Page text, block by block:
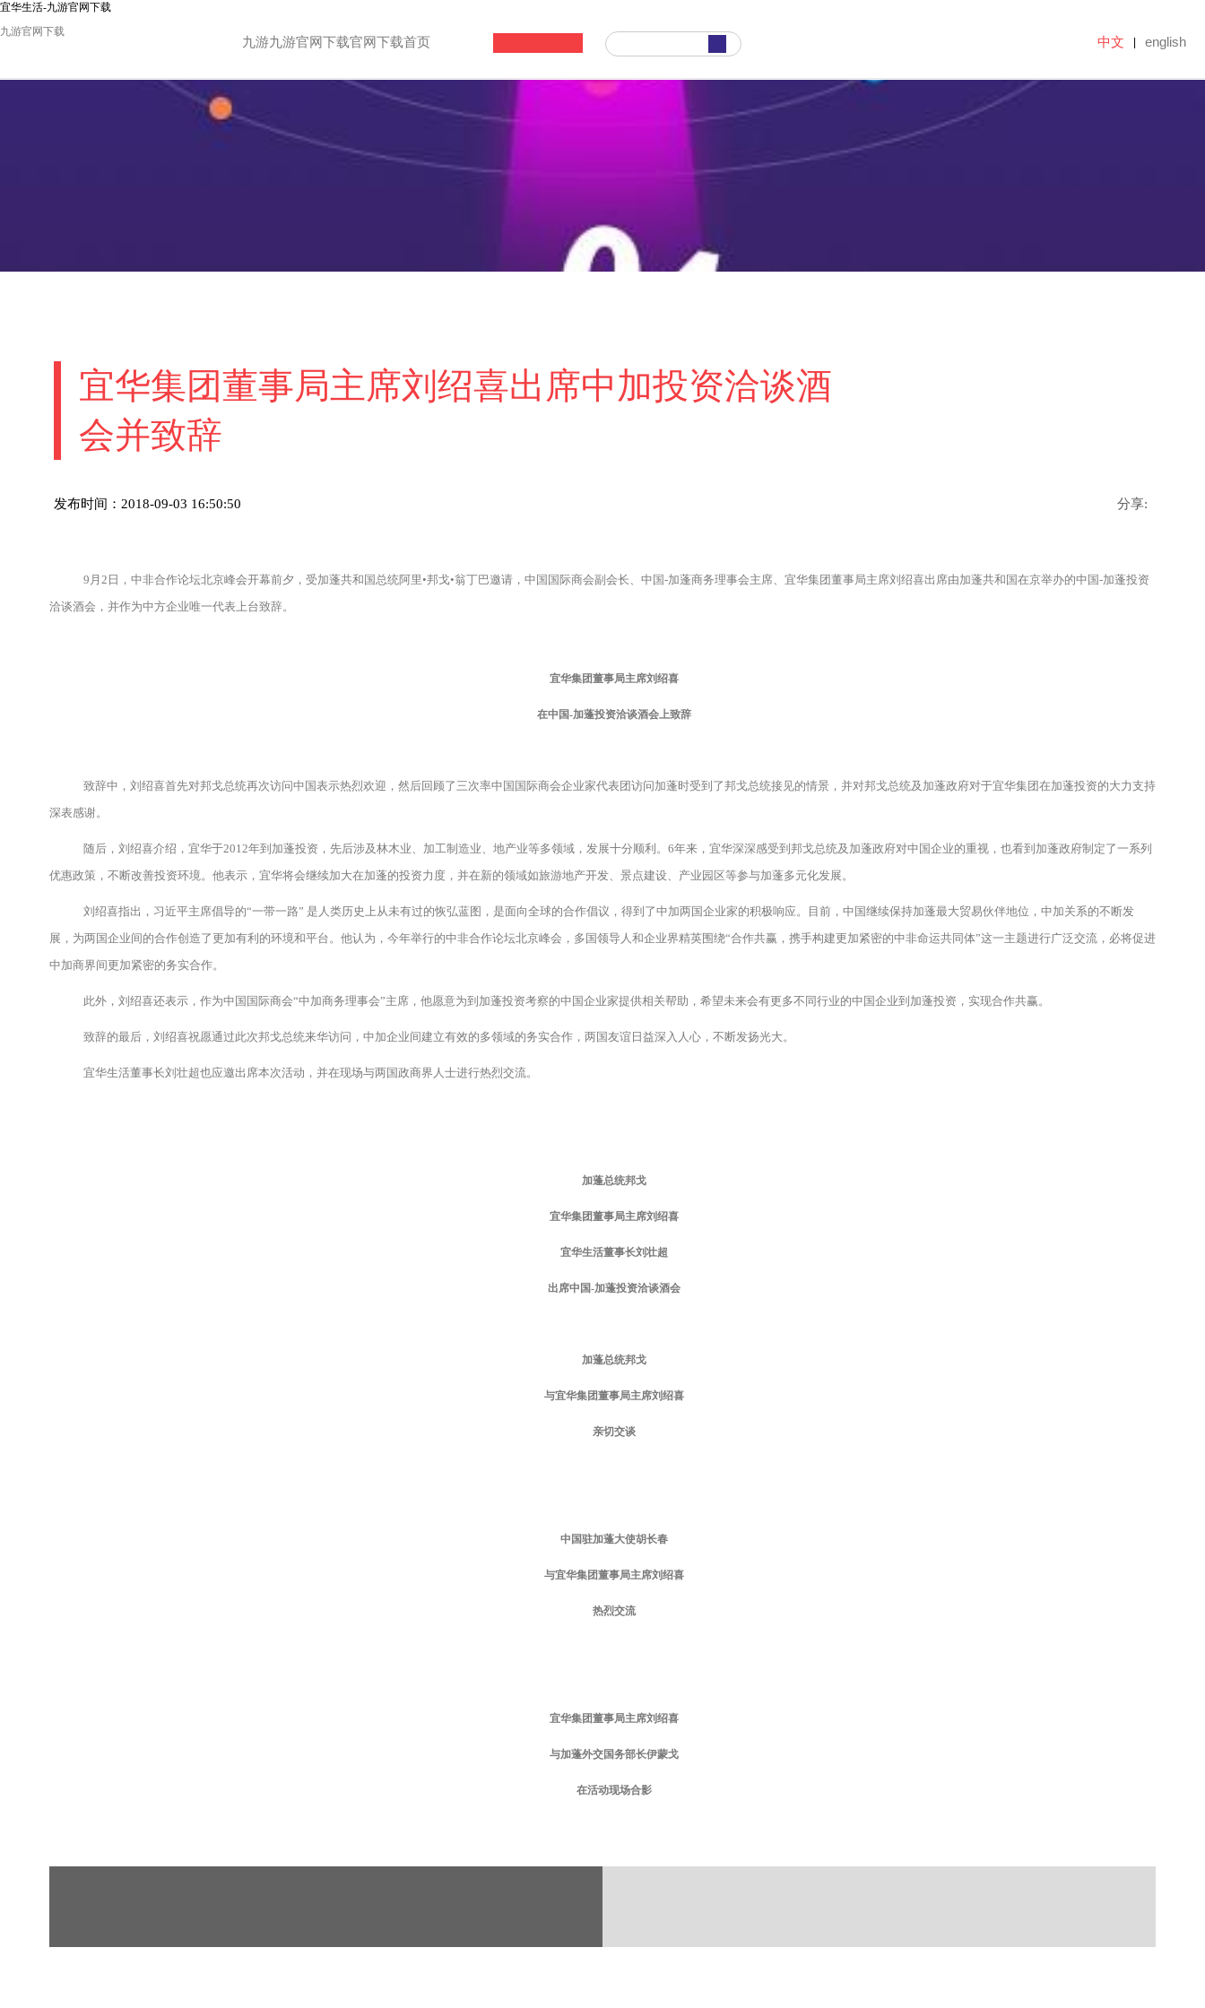
宜华生活-九游官网下载
九游官网下载
九游九游官网下载官网下载首页 中文 english
宜华集团董事局主席刘绍喜出席中加投资洽谈酒
会并致辞
发布时间：2018-09-03 16:50:50 分享:
9月2日，中非合作论坛北京峰会开幕前夕，受加蓬共和国总统阿里•邦戈•翁丁巴邀请，中国国际商会副会长、中国-加蓬商务理事会主席、宜华集团董事局主席刘绍喜出席由加蓬共和国在京举办的中国-加蓬投资
洽谈酒会，并作为中方企业唯一代表上台致辞。
宜华集团董事局主席刘绍喜
在中国-加蓬投资洽谈酒会上致辞
致辞中，刘绍喜首先对邦戈总统再次访问中国表示热烈欢迎，然后回顾了三次率中国国际商会企业家代表团访问加蓬时受到了邦戈总统接见的情景，并对邦戈总统及加蓬政府对于宜华集团在加蓬投资的大力支持
深表感谢。
随后，刘绍喜介绍，宜华于2012年到加蓬投资，先后涉及林木业、加工制造业、地产业等多领域，发展十分顺利。6年来，宜华深深感受到邦戈总统及加蓬政府对中国企业的重视，也看到加蓬政府制定了一系列
优惠政策，不断改善投资环境。他表示，宜华将会继续加大在加蓬的投资力度，并在新的领域如旅游地产开发、景点建设、产业园区等参与加蓬多元化发展。
刘绍喜指出，习近平主席倡导的“一带一路” 是人类历史上从未有过的恢弘蓝图，是面向全球的合作倡议，得到了中加两国企业家的积极响应。目前，中国继续保持加蓬最大贸易伙伴地位，中加关系的不断发
展，为两国企业间的合作创造了更加有利的环境和平台。他认为，今年举行的中非合作论坛北京峰会，多国领导人和企业界精英围绕“合作共赢，携手构建更加紧密的中非命运共同体”这一主题进行广泛交流，必将促进
中加商界间更加紧密的务实合作。
此外，刘绍喜还表示，作为中国国际商会“中加商务理事会”主席，他愿意为到加蓬投资考察的中国企业家提供相关帮助，希望未来会有更多不同行业的中国企业到加蓬投资，实现合作共赢。
致辞的最后，刘绍喜祝愿通过此次邦戈总统来华访问，中加企业间建立有效的多领域的务实合作，两国友谊日益深入人心，不断发扬光大。
宜华生活董事长刘壮超也应邀出席本次活动，并在现场与两国政商界人士进行热烈交流。
加蓬总统邦戈
宜华集团董事局主席刘绍喜
宜华生活董事长刘壮超
出席中国-加蓬投资洽谈酒会
加蓬总统邦戈
与宜华集团董事局主席刘绍喜
亲切交谈
中国驻加蓬大使胡长春
与宜华集团董事局主席刘绍喜
热烈交流
宜华集团董事局主席刘绍喜
与加蓬外交国务部长伊蒙戈
在活动现场合影